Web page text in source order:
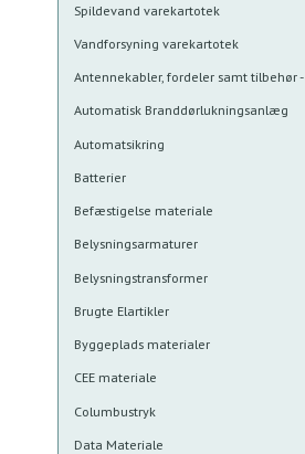
Spildevand varekartotek
Vandforsyning varekartotek
Antennekabler, fordeler samt tilbehør -
Automatisk Branddørlukningsanlæg
Automatsikring
Batterier
Befæstigelse materiale
Belysningsarmaturer
Belysningstransformer
Brugte Elartikler
Byggeplads materialer
CEE materiale
Columbustryk
Data Materiale